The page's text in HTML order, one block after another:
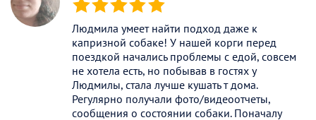
(*) (*) (*) (*) (*)
Людмила умеет найти подход даже к
капризной собаке! У нашей корги перед
поездкой начались проблемы с едой, совсем
не хотела есть, но побывав в гостях у
Людмилы, стала лучше кушать т дома.
Регулярно получали фото/видеоотчеты,
сообщения о состоянии собаки. Поначалу